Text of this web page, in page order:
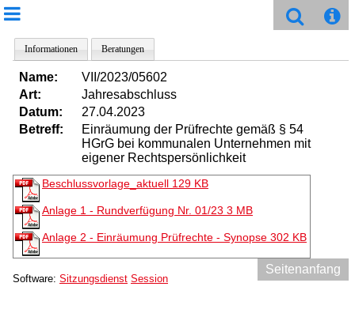
Informationen Beratungen
Name:
VII/2023/05602
Art:
Jahresabschluss
Datum:
27.04.2023
Betreff:
Einräumung der Prüfrechte gemäß § 54
HGrG bei kommunalen Unternehmen mit
eigener Rechtspersönlichkeit
Beschlussvorlage_aktuell 129 KB
Anlage 1 - Rundverfügung Nr. 01/23 3 MB
Anlage 2 - Einräumung Prüfrechte - Synopse 302 KB
Seitenanfang
Software: Sitzungsdienst Session